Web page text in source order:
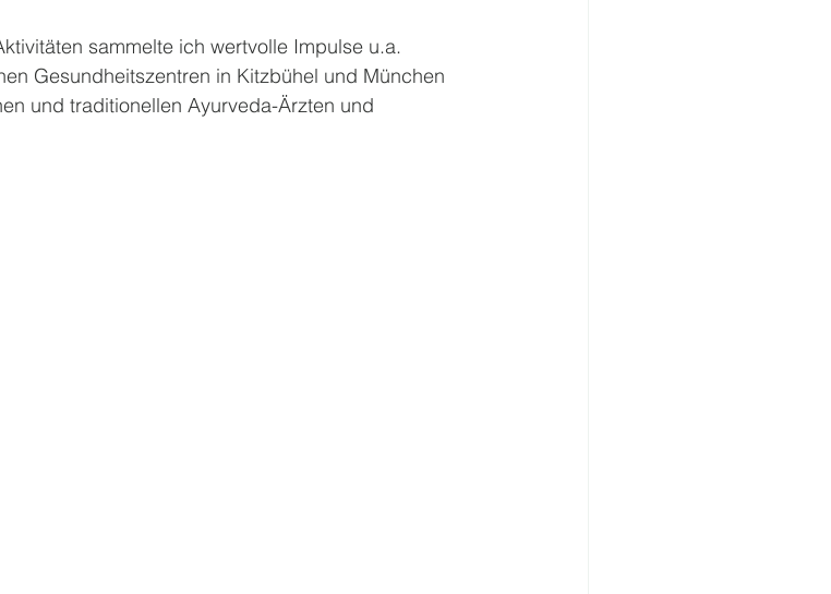
sammelte ich wertvolle Impulse u.a.
Gesundheitszentren in Kitzbühel und München
und traditionellen Ayurveda-Ärzten und